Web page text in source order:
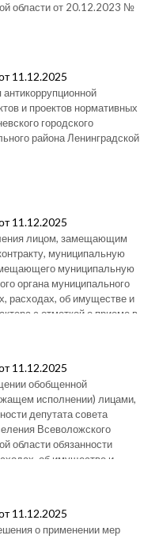
области от 20.12.2023 №
11.12.2025
и проектов нормативных
городского
района Ленинградской
11.12.2025
лицом, замещающим
муниципальную
муниципальную
органа муниципального
расходах, об имуществе и
с отметкой о приеме в
городского
района Ленинградской
сети
средствам массовой
11.12.2025
обобщенной
исполнении) лицами,
депутата совета
Всеволожского
области обязанности
об имуществе и
11.12.2025
о применении мер